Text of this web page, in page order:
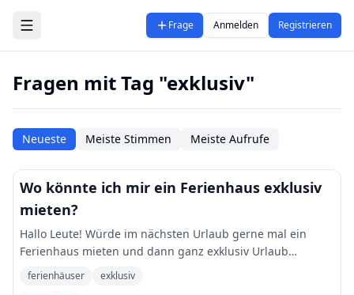
Zum Hauptinhalt springen
Frage Anmelden Registrieren
Fragen mit Tag "exklusiv"
Neueste Meiste Stimmen Meiste Aufrufe
Wo könnte ich mir ein Ferienhaus exklusiv
mieten?
Hallo Leute! Würde im nächsten Urlaub gerne mal ein
Ferienhaus mieten und dann ganz exklusiv Urlaub
machen. Wäre mal was anderes als immer wieder der
ferienhäuser
exklusiv